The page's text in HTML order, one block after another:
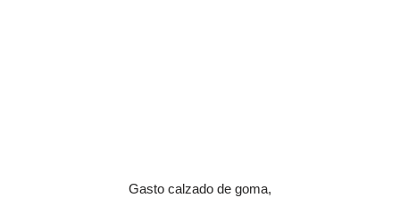
Gasto calzado de goma,